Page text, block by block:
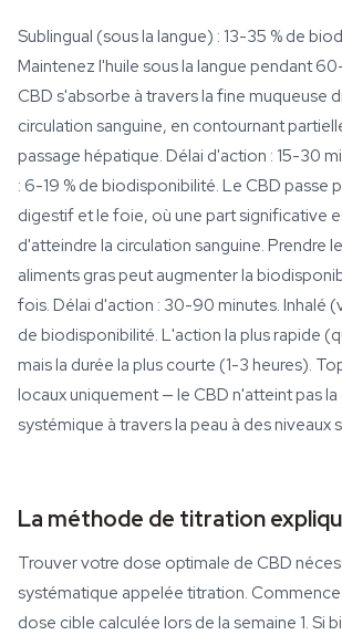
Sublingual (sous la langue) : 13-35 % de
Maintenez l'huile sous la langue pendant
CBD s'absorbe à travers la fine muqueuse
circulation sanguine, en contournant
passage hépatique. Délai d'action : 15-30
: 6-19 % de biodisponibilité. Le CBD passe
digestif et le foie, où une part significative
d'atteindre la circulation sanguine. Prendre
aliments gras peut augmenter la
fois. Délai d'action : 30-90 minutes. Inhalé
de biodisponibilité. L'action la plus rapide
mais la durée la plus courte (1-3 heures).
locaux uniquement — le CBD n'atteint pas la
systémique à travers la peau à des niveaux
La méthode de titration
Trouver votre dose optimale de CBD
systématique appelée titration.
dose cible calculée lors de la semaine 1. Si